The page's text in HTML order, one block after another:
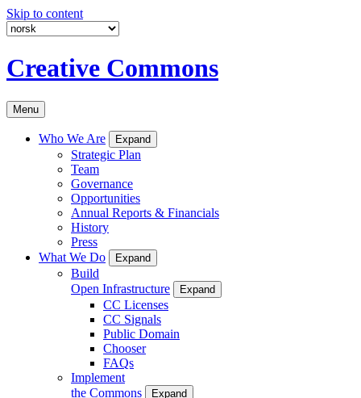
Skip to content
Creative Commons
Menu
Who We Are Expand
Strategic Plan
Team
Governance
Opportunities
Annual Reports & Financials
History
Press
What We Do
Expand
Build
Open Infrastructure
Expand
CC Licenses
CC Signals
Public Domain
Chooser
FAQs
Implement
the Commons
Expand